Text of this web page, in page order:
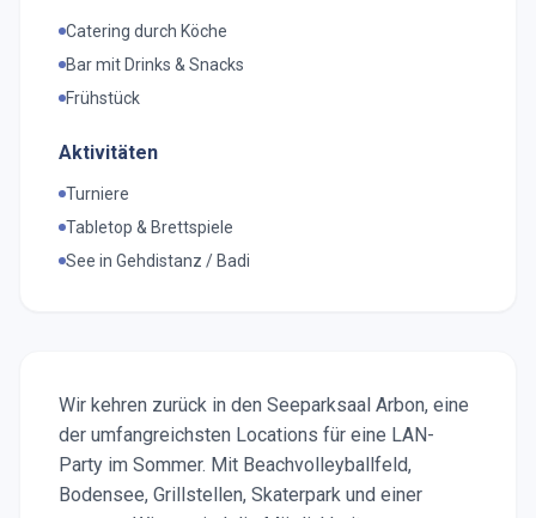
Catering durch Köche
Bar mit Drinks & Snacks
Frühstück
Aktivitäten
Turniere
Tabletop & Brettspiele
See in Gehdistanz / Badi
Wir kehren zurück in den Seeparksaal Arbon, eine
der umfangreichsten Locations für eine LAN-
Party im Sommer. Mit Beachvolleyballfeld,
Bodensee, Grillstellen, Skaterpark und einer